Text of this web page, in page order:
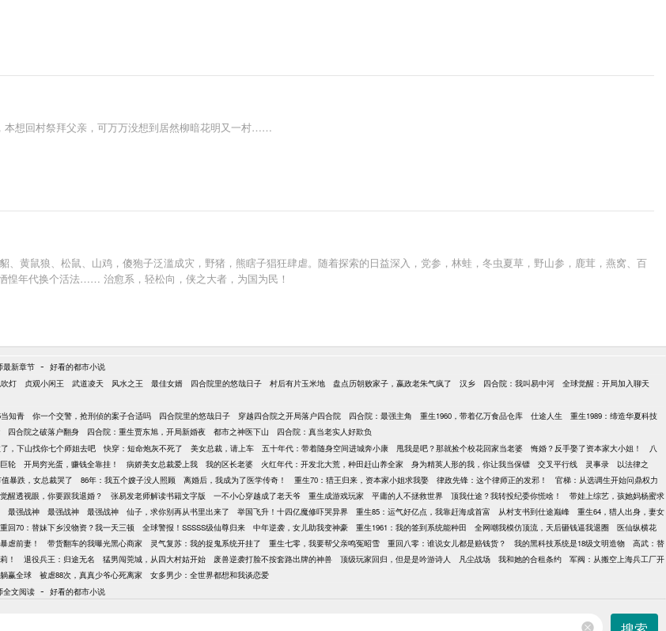
本想回村祭拜父亲，可万万没想到居然柳暗花明又一村……
黄鼠狼、松鼠、山鸡，傻狍子泛滥成灾，野猪，熊瞎子猖狂肆虐。随着探索的日益深入，党参，林蛙，冬虫夏草，野山参，鹿茸，燕窝、百
惶年代换个活法…… 治愈系，轻松向，侠之大者，为国为民！
最新章节 - 好看的都市小说
灯 贞观小闲王 武道凌天 风水之王 最佳女婿 四合院里的悠哉日子 村后有片玉米地 盘点历朝败家子，嬴政老朱气疯了 汉乡 四合院：我叫易中河
全球觉醒：开局加入聊天
知青 你一个交警，抢刑侦的案子合适吗 四合院里的悠哉日子 穿越四合院之开局落户四合院 四合院：最强主角 重生1960，带着亿万食品仓库 仕途人生
重生1989：缔造华夏科技
四合院之破落户翻身 四合院：重生贾东旭，开局新婚夜 都市之神医下山 四合院：真当老实人好欺负
，下山找你七个师姐去吧 快穿：短命炮灰不死了 美女总裁，请上车 五十年代：带着随身空间进城奔小康 甩我是吧？那就捡个校花回家当老婆 悔婚？反手娶了资本家大小姐！
八
轮 开局穷光蛋，赚钱全靠挂！ 病娇美女总裁爱上我 我的区长老婆 火红年代：开发北大荒，种田赶山养全家 身为精英人形的我，你让我当保镖 交叉平行线 灵事录
以法律之
暴跌，女总裁哭了 86年：我五个嫂子没人照顾 离婚后，我成为了医学传奇！ 重生70：猎王归来，资本家小姐求我娶 律政先锋：这个律师正的发邪！
官梯：从选调生开始问鼎权力
醒透视眼，你要跟我退婚？ 张易发老师解读书籍文字版 一不小心穿越成了老天爷 重生成游戏玩家 平庸的人不拯救世界 顶我仕途？我转投纪委你慌啥！
带娃上综艺，孩她妈杨蜜求
最强战神 最强战神 最强战神 仙子，求你别再从书里出来了 举国飞升！十四亿魔修吓哭异界 重生85：运气好亿点，我靠赶海成首富 从村支书到仕途巅峰
重生64，猎人出身，妻女
重回70：替妹下乡没物资？我一天三顿 全球警报！SSSSS级仙尊归来 中年逆袭，女儿助我变神豪 重生1961：我的签到系统能种田 全网嘲我模仿顶流，天后砸钱逼我退圈
医仙纵横花
虐前妻！ 带货翻车的我曝光黑心商家 灵气复苏：我的捉鬼系统开挂了 重生七零，我要帮父亲鸣冤昭雪 重回八零：谁说女儿都是赔钱货？ 我的黑科技系统是18级文明造物
高武：替
！ 退役兵王：归途无名 猛男闯莞城，从四大村姑开始 废兽逆袭打脸不按套路出牌的神兽 顶级玩家回归，但是是吟游诗人 凡尘战场 我和她的合租条约
军阀：从搬空上海兵工厂开
赢全球 被虐88次，真真少爷心死离家
女多男少：全世界都想和我谈恋爱
全文阅读 - 好看的都市小说